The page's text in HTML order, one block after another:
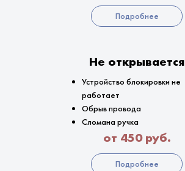
Подробнее
Не открывается
Устройство блокировки не
работает
Обрыв провода
Сломана ручка
от 450 руб.
Подробнее